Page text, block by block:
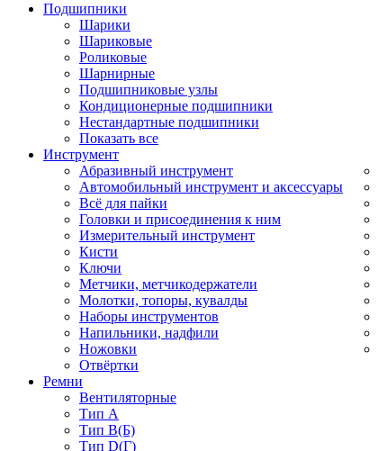
Подшипники
Шарики
Шариковые
Роликовые
Шарнирные
Подшипниковые узлы
Кондиционерные подшипники
Нестандартные подшипники
Показать все
Инструмент
Абразивный инструмент
Автомобильный инструмент и аксессуары
Всё для пайки
Головки и присоединения к ним
Измерительный инструмент
Кисти
Ключи
Метчики, метчикодержатели
Молотки, топоры, кувалды
Наборы инструментов
Напильники, надфили
Ножовки
Отвёртки
Ремни
Вентиляторные
Тип A
Тип B(Б)
Тип D(Г)